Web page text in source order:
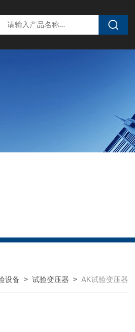
设备 > 试验变压器 > AK试验变压器